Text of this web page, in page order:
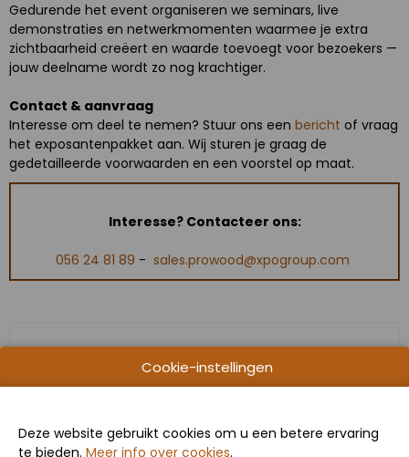
Gedurende het event organiseren we seminars, live
demonstraties en netwerkmomenten waarmee je extra
zichtbaarheid creëert en waarde toevoegt voor bezoekers —
jouw deelname wordt zo nog krachtiger.
Contact & aanvraag
Interesse om deel te nemen? Stuur ons een bericht of vraag
het exposantenpakket aan. Wij sturen je graag de
gedetailleerde voorwaarden en een voorstel op maat.
Interesse? Contacteer ons:
056 24 81 89 - sales.prowood@xpogroup.com
U hebt geen toestemming gegeven om deze
bekijken
Cookie-instellingen
Deze website gebruikt cookies om u een betere ervaring
te bieden. Meer info over cookies.